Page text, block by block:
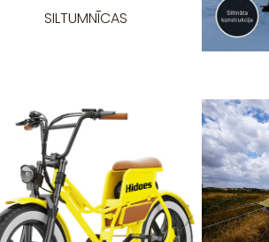
SILTUMNĪCAS